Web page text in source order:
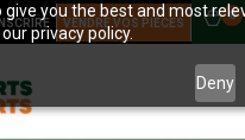
you the best and most
privacy policy.
Deny
VENDRE VOS PIÈCES
0